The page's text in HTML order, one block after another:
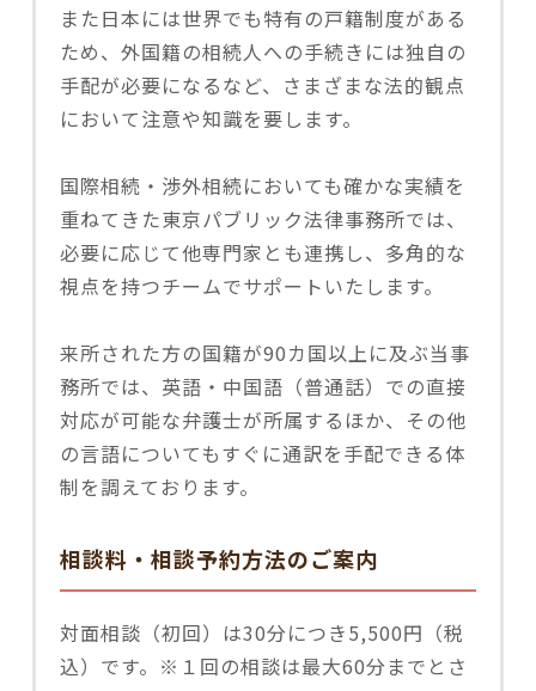
また日本には世界でも特有の戸籍制度がある
ため、外国籍の相続人への手続きには独自の
手配が必要になるなど、さまざまな法的観点
において注意や知識を要します。
国際相続・渉外相続においても確かな実績を
重ねてきた東京パブリック法律事務所では、
必要に応じて他専門家とも連携し、多角的な
視点を持つチームでサポートいたします。
来所された方の国籍が90カ国以上に及ぶ当事
務所では、英語・中国語（普通話）での直接
対応が可能な弁護士が所属するほか、その他
の言語についてもすぐに通訳を手配できる体
制を調えております。
相談料・相談予約方法のご案内
対面相談（初回）は30分につき5,500円（税
込）です。※１回の相談は最大60分までとさ